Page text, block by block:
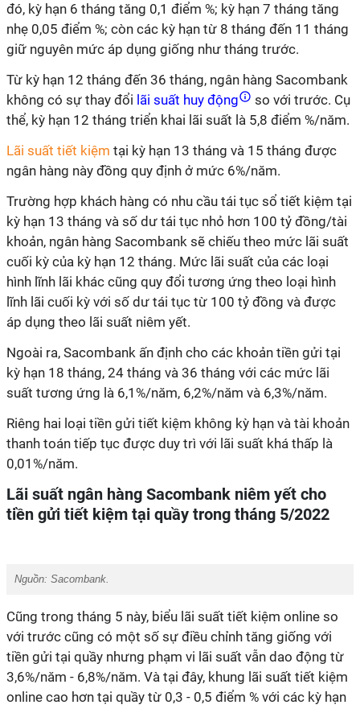
đó, kỳ hạn 6 tháng tăng 0,1 điểm %; kỳ hạn 7 tháng tăng
nhẹ 0,05 điểm %; còn các kỳ hạn từ 8 tháng đến 11 tháng
giữ nguyên mức áp dụng giống như tháng trước.
Từ kỳ hạn 12 tháng đến 36 tháng, ngân hàng Sacombank
không có sự thay đổi lãi suất huy động
so với trước. Cụ
thể, kỳ hạn 12 tháng triển khai lãi suất là 5,8 điểm %/năm.
Lãi suất tiết kiệm tại kỳ hạn 13 tháng và 15 tháng được
ngân hàng này đồng quy định ở mức 6%/năm.
Trường hợp khách hàng có nhu cầu tái tục sổ tiết kiệm tại
kỳ hạn 13 tháng và số dư tái tục nhỏ hơn 100 tỷ đồng/tài
khoản, ngân hàng Sacombank sẽ chiếu theo mức lãi suất
cuối kỳ của kỳ hạn 12 tháng. Mức lãi suất của các loại
hình lĩnh lãi khác cũng quy đổi tương ứng theo loại hình
lĩnh lãi cuối kỳ với số dư tái tục từ 100 tỷ đồng và được
áp dụng theo lãi suất niêm yết.
Ngoài ra, Sacombank ấn định cho các khoản tiền gửi tại
kỳ hạn 18 tháng, 24 tháng và 36 tháng với các mức lãi
suất tương ứng là 6,1%/năm, 6,2%/năm và 6,3%/năm.
Riêng hai loại tiền gửi tiết kiệm không kỳ hạn và tài khoản
thanh toán tiếp tục được duy trì với lãi suất khá thấp là
0,01%/năm.
Lãi suất ngân hàng Sacombank niêm yết cho
tiền gửi tiết kiệm tại quầy trong tháng 5/2022
Nguồn: Sacombank.
Cũng trong tháng 5 này, biểu lãi suất tiết kiệm online so
với trước cũng có một số sự điều chỉnh tăng giống với
tiền gửi tại quầy nhưng phạm vi lãi suất vẫn dao động từ
3,6%/năm - 6,8%/năm. Và tại đây, khung lãi suất tiết kiệm
online cao hơn tại quầy từ 0,3 - 0,5 điểm % với các kỳ hạn